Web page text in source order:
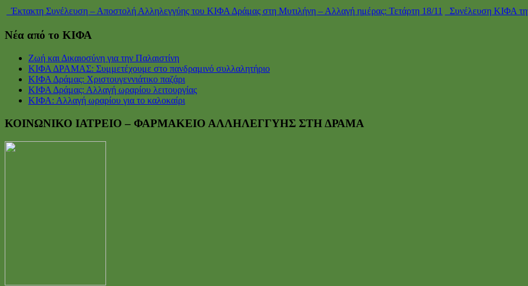
Έκτακτη Συνέλευση – Αποστολή Αλληλεγγύης του ΚΙΦΑ Δράμας στη Μυτιλήνη – Αλλαγή ημέρας: Τετάρτη 18/11 Συνέλευση ΚΙΦΑ
Νέα από το ΚΙΦΑ
Ζωή και Δικαιοσύνη για την Παλαιστίνη
ΚΙΦΑ ΔΡΑΜΑΣ: Συμμετέχουμε στο πανδραμινό συλλαλητήριο
ΚΙΦΑ Δράμας: Χριστουγεννιάτικο παζάρι
ΚΙΦΑ Δράμας: Αλλαγή ωραρίου λειτουργίας
ΚΙΦΑ: Αλλαγή ωραρίου για το καλοκαίρι
ΚΟΙΝΩΝΙΚΟ ΙΑΤΡΕΙΟ – ΦΑΡΜΑΚΕΙΟ ΑΛΛΗΛΕΓΓΥΗΣ ΣΤΗ ΔΡΑΜΑ